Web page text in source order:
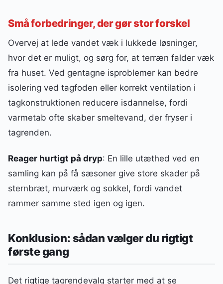
Små forbedringer, der gør stor forskel
Overvej at lede vandet væk i lukkede løsninger,
hvor det er muligt, og sørg for, at terræn falder væk
fra huset. Ved gentagne isproblemer kan bedre
isolering ved tagfoden eller korrekt ventilation i
tagkonstruktionen reducere isdannelse, fordi
varmetab ofte skaber smeltevand, der fryser i
tagrenden.
Reager hurtigt på dryp: En lille utæthed ved en
samling kan på få sæsoner give store skader på
sternbræt, murværk og sokkel, fordi vandet
rammer samme sted igen og igen.
Konklusion: sådan vælger du rigtigt
første gang
Det rigtige tagrendevalg starter med at se